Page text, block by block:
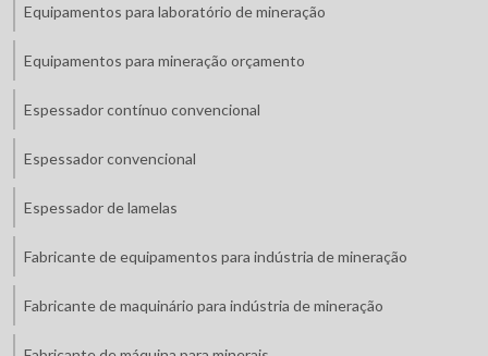
Equipamentos para laboratório de mineração
Equipamentos para mineração orçamento
Espessador contínuo convencional
Espessador convencional
Espessador de lamelas
Fabricante de equipamentos para indústria de mineração
Fabricante de maquinário para indústria de mineração